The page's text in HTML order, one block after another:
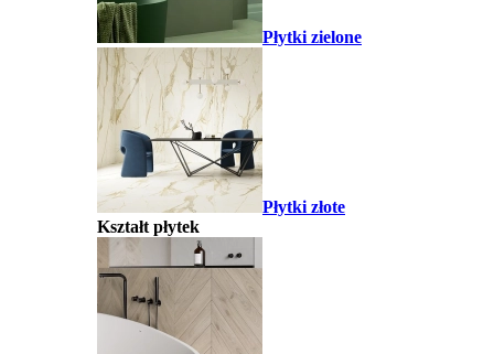
Płytki zielone
Płytki złote
Kształt płytek